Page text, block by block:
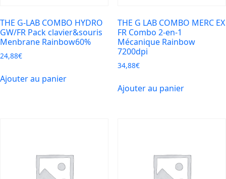
THE G-LAB COMBO HYDRO
GW/FR Pack clavier&souris
Menbrane Rainbow60%
24,88€
Ajouter au panier
THE G LAB COMBO MERC EX
FR Combo 2-en-1
Mécanique Rainbow
7200dpi
34,88€
Ajouter au panier